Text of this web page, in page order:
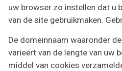
uw browser zo instellen dat u
van de site gebruikmaken.
De domeinnaam waaronder
varieert van de lengte van uw
middel van cookies